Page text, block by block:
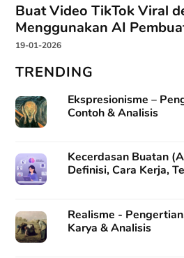
Buat Video TikTok Viral
Menggunakan AI
19-01-2026
TRENDING
Ekspresionisme –
Contoh & Analisis
Kecerdasan Buatan
Definisi, Cara Kerja,
Realisme -
Karya & Analisis